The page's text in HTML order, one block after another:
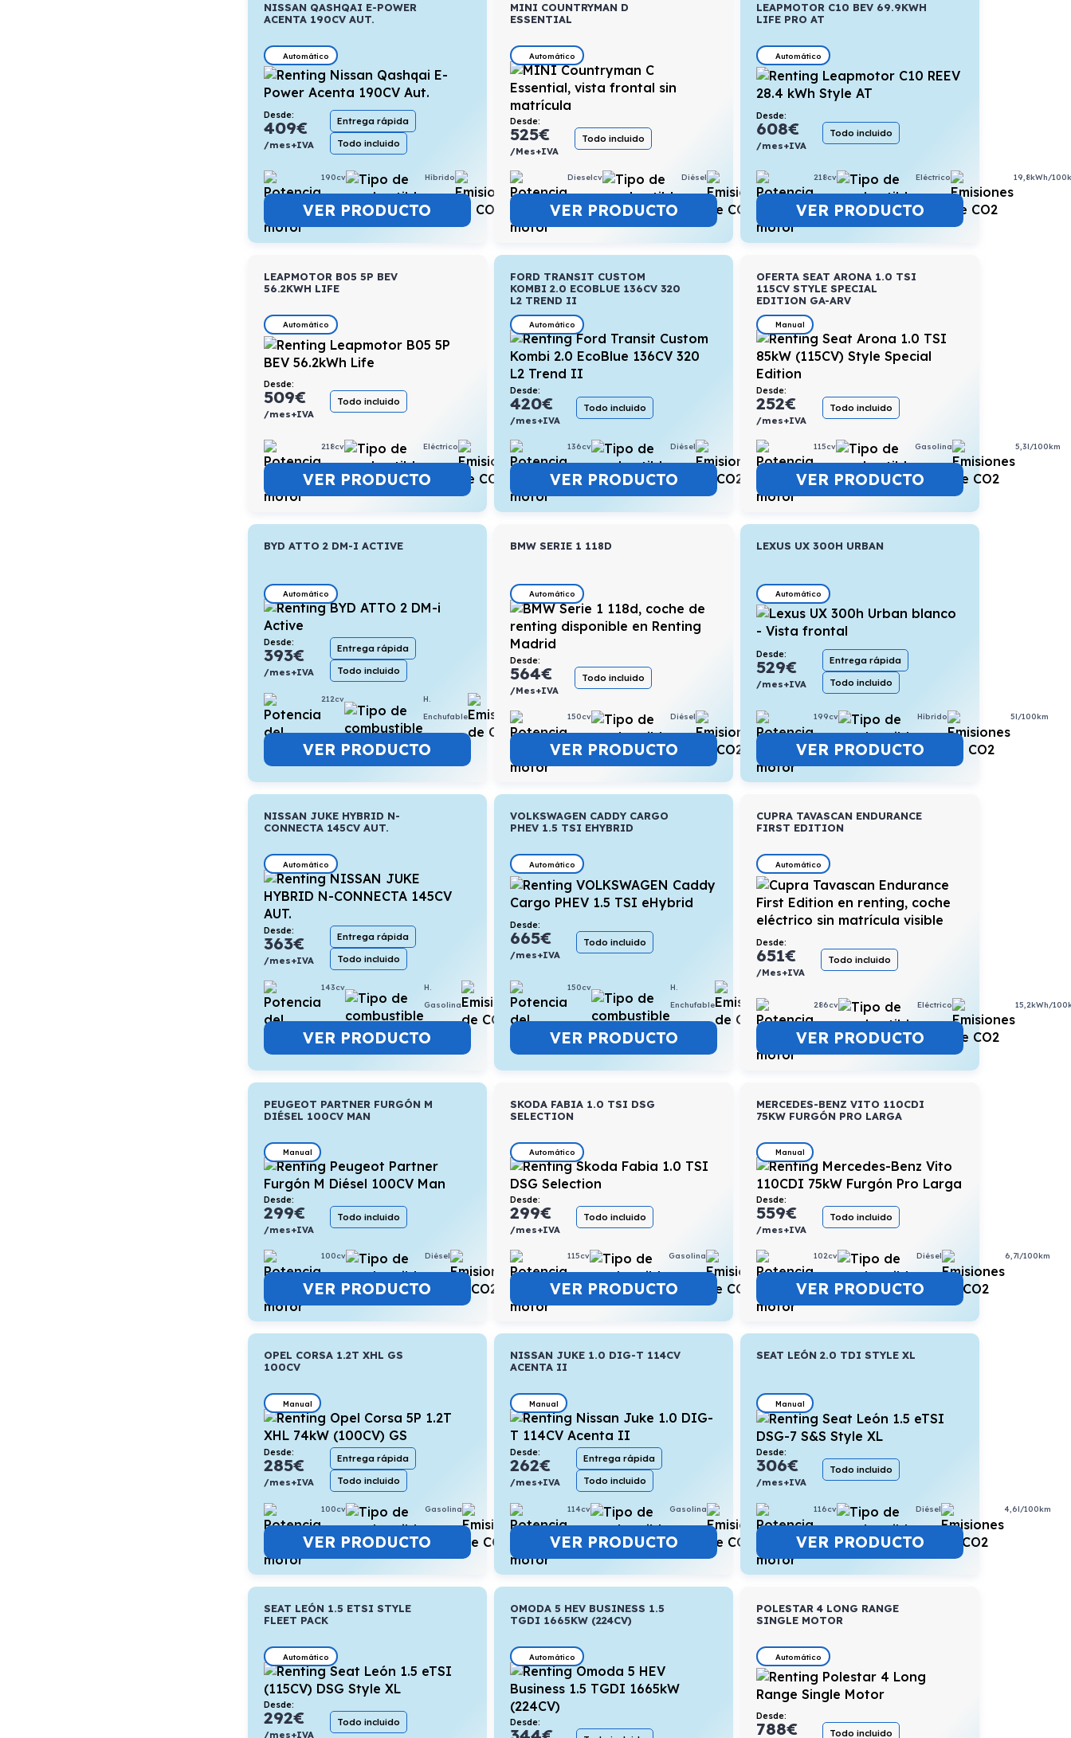
NISSAN QASHQAI E-POWER
ACENTA 190CV AUT.
Automático
Desde:
409€
/mes+IVA
Entrega rápida
Todo incluido
190cv Híbrido 5,2l/100km
VER PRODUCTO
MINI COUNTRYMAN D
ESSENTIAL
Automático
Desde:
525€
/Mes+IVA
Todo incluido
Dieselcv Diésel 4,7l/100km
VER PRODUCTO
LEAPMOTOR C10 BEV 69.9KWH
LIFE PRO AT
Automático
Desde:
608€
/mes+IVA
Todo incluido
218cv Eléctrico 19,8kWh/
VER PRODUCTO
LEAPMOTOR B05 5P BEV
56.2KWH LIFE
Automático
Desde:
509€
/mes+IVA
Todo incluido
218cv Eléctrico 15,8kWh/100km
VER PRODUCTO
FORD TRANSIT CUSTOM
KOMBI 2.0 ECOBLUE 136CV 320
L2 TREND II
Automático
Desde:
420€
/mes+IVA
Todo incluido
136cv Diésel 7,4l/100km
VER PRODUCTO
OFERTA SEAT ARONA 1.0 TSI
115CV STYLE SPECIAL
EDITION GA-ARV
Manual
Desde:
252€
/mes+IVA
Todo incluido
115cv Gasolina 5,3l/100km
VER PRODUCTO
BYD ATTO 2 DM-I ACTIVE
Automático
Desde:
393€
/mes+IVA
Entrega rápida
Todo incluido
212cv
H.
Enchufable
VER PRODUCTO
BMW SERIE 1 118D
Automático
Desde:
564€
/Mes+IVA
Todo incluido
150cv Diésel 4,7l/100km
VER PRODUCTO
LEXUS UX 300H URBAN
Automático
Desde:
529€
/mes+IVA
Entrega rápida
Todo incluido
199cv Híbrido 5l/100km
VER PRODUCTO
NISSAN JUKE HYBRID N-
CONNECTA 145CV AUT.
Automático
Desde:
363€
/mes+IVA
Entrega rápida
Todo incluido
143cv
H.
Gasolina
4,8l/100km
VER PRODUCTO
VOLKSWAGEN CADDY CARGO
PHEV 1.5 TSI EHYBRID
Automático
Desde:
665€
/mes+IVA
Todo incluido
150cv
H.
Enchufable
VER PRODUCTO
CUPRA TAVASCAN ENDURANCE
FIRST EDITION
Automático
Desde:
651€
/Mes+IVA
Todo incluido
286cv Eléctrico 15,2kWh/
VER PRODUCTO
PEUGEOT PARTNER FURGÓN M
DIÉSEL 100CV MAN
Manual
Desde:
299€
/mes+IVA
Todo incluido
100cv Diésel 4,1l/100km
VER PRODUCTO
SKODA FABIA 1.0 TSI DSG
SELECTION
Automático
Desde:
299€
/mes+IVA
Todo incluido
115cv Gasolina 5,2l/100km
VER PRODUCTO
MERCEDES-BENZ VITO 110CDI
75KW FURGÓN PRO LARGA
Manual
Desde:
559€
/mes+IVA
Todo incluido
102cv Diésel 6,7l/100km
VER PRODUCTO
OPEL CORSA 1.2T XHL GS
100CV
Manual
Desde:
285€
/mes+IVA
Entrega rápida
Todo incluido
100cv Gasolina 5,3l/100km
VER PRODUCTO
NISSAN JUKE 1.0 DIG-T 114CV
ACENTA II
Manual
Desde:
262€
/mes+IVA
Entrega rápida
Todo incluido
114cv Gasolina 5,8l/100km
VER PRODUCTO
SEAT LEÓN 2.0 TDI STYLE XL
Manual
Desde:
306€
/mes+IVA
Todo incluido
116cv Diésel 4,6l/100km
VER PRODUCTO
SEAT LEÓN 1.5 ETSI STYLE
FLEET PACK
Automático
Desde:
292€
/mes+IVA
Todo incluido
OMODA 5 HEV BUSINESS 1.5
TGDI 1665KW (224CV)
Automático
Desde:
POLESTAR 4 LONG RANGE
SINGLE MOTOR
Automático
Desde:
788€ Todo incluido